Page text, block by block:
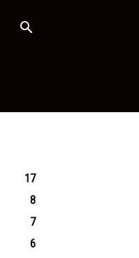
17
8
7
6